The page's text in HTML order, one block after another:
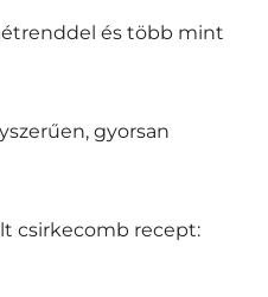
és több mint
gyorsan
csirkecomb recept: